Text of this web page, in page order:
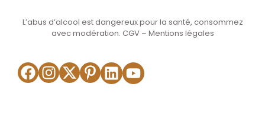
L’abus d’alcool est dangereux pour la santé, consommez
avec modération. CGV– Mentions légales